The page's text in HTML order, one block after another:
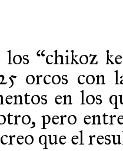
los “chikoz
orcos con
en los
pero
que el